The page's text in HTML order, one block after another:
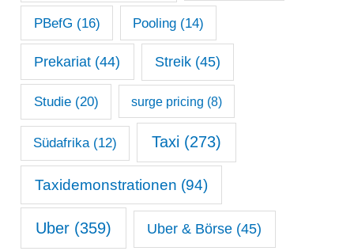
PBefG (16) Pooling (14)
Prekariat (44) Streik(45)
Studie(20) surge pricing (8)
Südafrika(12) Taxi (273)
Taxidemonstrationen (94)
Uber (359) Uber & Börse (45)